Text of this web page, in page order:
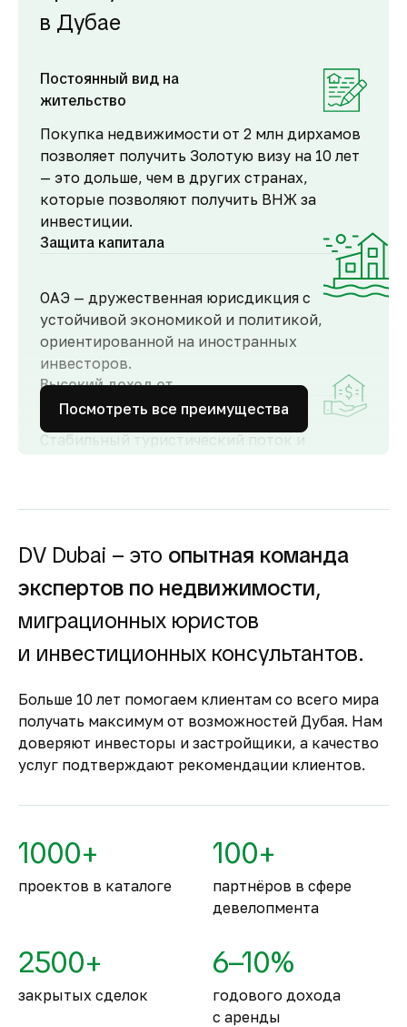
в Дубае
Постоянный вид на
жительство
Покупка недвижимости от 2 млн дирхамов
позволяет получить Золотую визу на 10 лет
— это дольше, чем в других странах,
которые позволяют получить ВНЖ за
инвестиции.
Защита капитала
ОАЭ — дружественная юрисдикция с
устойчивой экономикой и политикой,
ориентированной на иностранных
инвесторов.
Высокий доход от
аренды
Стабильный туристический поток и
доходность для инвесторов как от
аренды.
строящуюся
недвижимость
Оплата за объект поступает на эскроу-счёт.
Застройщик сможет получить с него деньги
только после ввода объекта в
Комфортное и
безопасное место для
жизни
По уровню безопасности жизни
занимают второе место в мире.
Посмотреть все преимущества
DV Dubai – это опытная команда
экспертов по недвижимости,
миграционных юристов
и инвестиционных консультантов.
Больше 10 лет помогаем клиентам со всего мира
получать максимум от возможностей Дубая. Нам
доверяют инвесторы и застройщики, а качество
услуг подтверждают рекомендации клиентов.
1000+
проектов в каталоге
100+
партнёров в сфере
девелопмента
2500+
закрытых сделок
6–10%
годового дохода
с аренды